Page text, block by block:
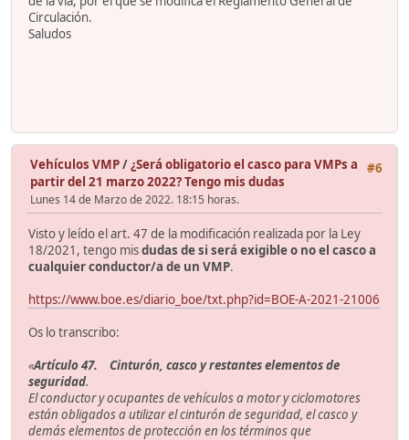
Circulación.
Saludos
#6
Vehículos VMP/ ¿Será obligatorio el casco para VMPs a
partir del 21 marzo 2022? Tengo mis dudas
Lunes 14 de Marzo de 2022. 18:15 horas.
Visto y leído el art. 47 de la modificación realizada por la Ley
18/2021, tengo misdudas de si será exigible o no el casco a
cualquier conductor/a de un VMP.
https://www.boe.es/diario_boe/txt.php?id=BOE-A-2021-21006
Os lo transcribo:
«Artículo 47. Cinturón, casco y restantes elementos de
seguridad.
El conductor y ocupantes de vehículos a motor y ciclomotores
están obligados a utilizar el cinturón de seguridad, el casco y
demás elementos de protección en los términos que